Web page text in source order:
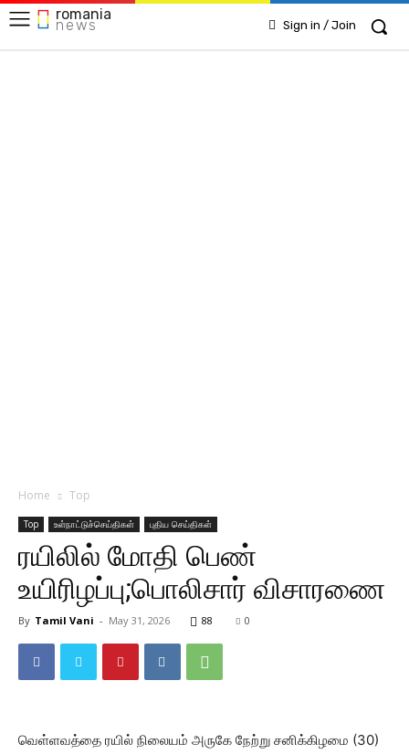
romania
news Sign in / Join
Home Top
Top உள்நாட்டுச்செய்திகள் புதிய செய்திகள்
ரயிலில் மோதி பெண்
உயிரிழப்பு;பொலிசார் விசாரணை
By Tamil Vani - May 31, 2026 88 0
வெள்ளவத்தை ரயில் நிலையம் அருகே நேற்று சனிக்கிழமை (30)